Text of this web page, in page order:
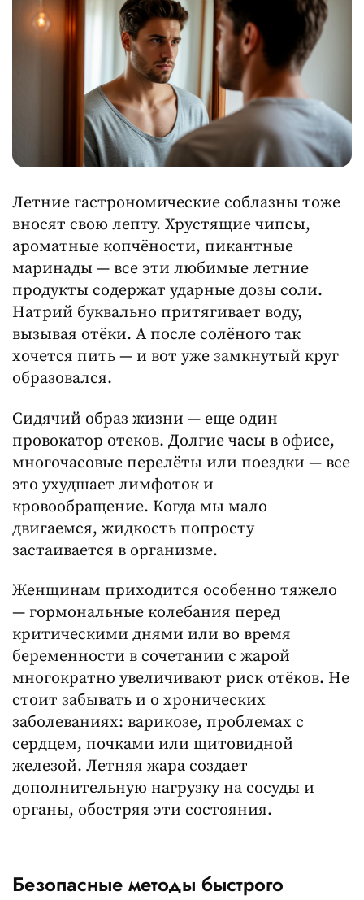
Летние гастрономические соблазны тоже
вносят свою лепту. Хрустящие чипсы,
ароматные копчёности, пикантные
маринады — все эти любимые летние
продукты содержат ударные дозы соли.
Натрий буквально притягивает воду,
вызывая отёки. А после солёного так
хочется пить — и вот уже замкнутый круг
образовался.
Сидячий образ жизни — еще один
провокатор отеков. Долгие часы в офисе,
многочасовые перелёты или поездки — все
это ухудшает лимфоток и
кровообращение. Когда мы мало
двигаемся, жидкость попросту
застаивается в организме.
Женщинам приходится особенно тяжело
— гормональные колебания перед
критическими днями или во время
беременности в сочетании с жарой
многократно увеличивают риск отёков. Не
стоит забывать и о хронических
заболеваниях: варикозе, проблемах с
сердцем, почками или щитовидной
железой. Летняя жара создает
дополнительную нагрузку на сосуды и
органы, обостряя эти состояния.
Безопасные методы быстрого